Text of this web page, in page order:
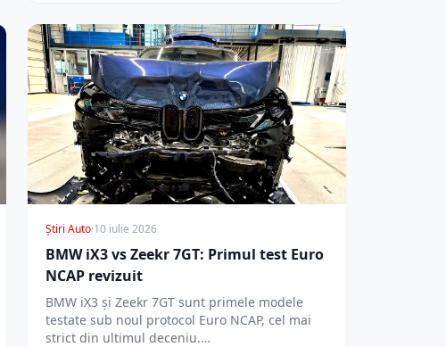
Știri Auto·10 iulie 2026
BMW iX3 vs Zeekr 7GT: Primul test Euro
NCAP revizuit
BMW iX3 și Zeekr 7GT sunt primele modele
testate sub noul protocol Euro NCAP, cel mai
strict din ultimul deceniu.…